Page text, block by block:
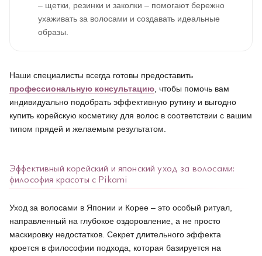
– щетки, резинки и заколки – помогают бережно
ухаживать за волосами и создавать идеальные
образы.
Наши специалисты всегда готовы предоставить
профессиональную консультацию , чтобы помочь вам
индивидуально подобрать эффективную рутину и выгодно
купить корейскую косметику для волос в соответствии с вашим
типом прядей и желаемым результатом.
Эффективный корейский и японский уход за волосами:
философия красоты с Pikami
Уход за волосами в Японии и Корее – это особый ритуал,
направленный на глубокое оздоровление, а не просто
маскировку недостатков. Секрет длительного эффекта
кроется в философии подхода, которая базируется на